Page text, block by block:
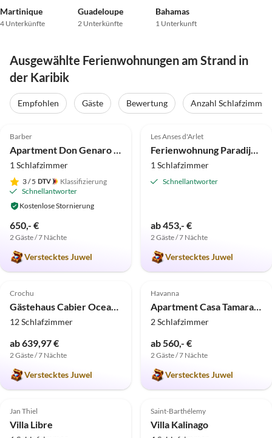
Martinique
4 Unterkünfte
Guadeloupe
2 Unterkünfte
Bahamas
1 Unterkunft
Ausgewählte Ferienwohnungen am Strand in
der Karibik
Empfohlen Gäste Bewertung
Anzahl Schlafzimmer
Barber
1 Schlafzimmer
3/ 5
Klassifizierung
Schnellantworter
Kostenlose Stornierung
650,- €
2 Gäste / 7 Nächte
Verstecktes Juwel
Les Anses d'Arlet
1 Schlafzimmer
Schnellantworter
ab 453,- €
2 Gäste / 7 Nächte
Verstecktes Juwel
4.9 (6)
Crochu
12 Schlafzimmer
ab 639,97 €
2 Gäste / 7 Nächte
Verstecktes Juwel
5.0 (4)
Havanna
2 Schlafzimmer
ab 560,- €
2 Gäste / 7 Nächte
Verstecktes Juwel
Jan Thiel
Villa Libre
Saint-Barthélemy
Villa Kalinago